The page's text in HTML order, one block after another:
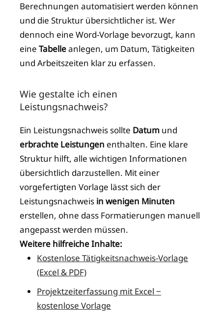
Berechnungen automatisiert werden können
und die Struktur übersichtlicher ist. Wer
dennoch eine Word-Vorlage bevorzugt, kann
eine Tabelleanlegen, um Datum, Tätigkeiten
und Arbeitszeiten klar zu erfassen.
Wie gestalte ich einen
Leistungsnachweis?
Ein Leistungsnachweis sollte Datum und
erbrachte Leistungen enthalten. Eine klare
Struktur hilft, alle wichtigen Informationen
übersichtlich darzustellen. Mit einer
vorgefertigten Vorlage lässt sich der
Leistungsnachweis in wenigen Minuten
erstellen, ohne dass Formatierungen manuell
angepasst werden müssen.
Weitere hilfreiche Inhalte:
Kostenlose Tätigkeitsnachweis-Vorlage
(Excel & PDF)
Projektzeiterfassung mit Excel ‒
kostenlose Vorlage